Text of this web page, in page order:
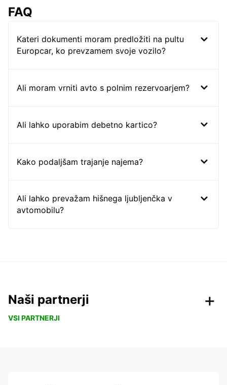
FAQ
Kateri dokumenti moram predložiti na pultu
Europcar, ko prevzamem svoje vozilo?
Ali moram vrniti avto s polnim rezervoarjem?
Ali lahko uporabim debetno kartico?
Kako podaljšam trajanje najema?
Ali lahko prevažam hišnega ljubljenčka v
avtomobilu?
Naši partnerji
VSI PARTNERJI